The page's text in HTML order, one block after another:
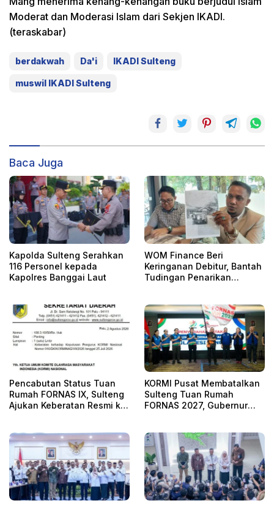
Moderat dan Moderasi Islam dari Sekjen IKADI.
(teraskabar)
berdakwah Da'i IKADI Sulteng
muswil IKADI Sulteng
Baca Juga
Kapolda Sulteng Serahkan
116 Personel kepada
Kapolres Banggai Laut
WOM Finance Beri
Keringanan Debitur, Bantah
Tudingan Penarikan
Pencabutan Status Tuan
Rumah FORNAS IX, Sulteng
Ajukan Keberatan Resmi ke
KORMI Pusat Membatalkan
Sulteng Tuan Rumah
FORNAS 2027, Gubernur